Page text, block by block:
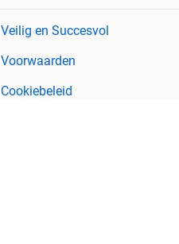
Veilig en Succesvol
Voorwaarden
Cookiebeleid